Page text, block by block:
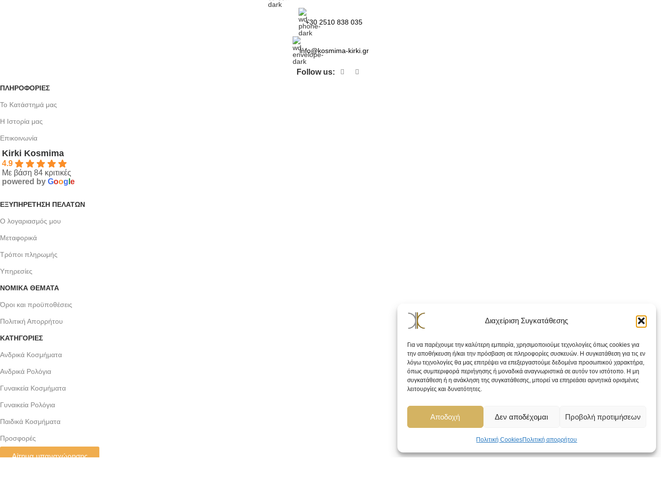
Διαχείριση Συγκατάθεσης
Για να παρέχουμε την καλύτερη εμπειρία, χρησιμοποιούμε τεχνολογίες όπως cookies για
την αποθήκευση ή/και την πρόσβαση σε πληροφορίες συσκευών. Η συγκατάθεση για τις εν
λόγω τεχνολογίες θα μας επιτρέψει να επεξεργαστούμε δεδομένα προσωπικού χαρακτήρα,
όπως συμπεριφορά περιήγησης ή μοναδικά αναγνωριστικά σε αυτόν τον ιστότοπο. Η μη
συγκατάθεση ή η ανάκληση της συγκατάθεσης, μπορεί να επηρεάσει αρνητικά ορισμένες
λειτουργίες και δυνατότητες.
Αποδοχή Δεν αποδέχομαι Προβολή προτιμήσεων
Πολιτική CookiesΠολιτική απορρήτου
+30 2510 838 035
info@kosmima-kirki.gr
Follow us:
ΠΛΗΡΟΦΟΡΙΕΣ
Το Κατάστημά μας
Η Ιστορία μας
Επικοινωνία
Kirki Kosmima
4.9
Με βάση 84 κριτικές
powered by Goog e
ΕΞΥΠΗΡΈΤΗΣΗ ΠΕΛΑΤΏΝ
Ο λογαριασμός μου
Μεταφορικά
Τρόποι πληρωμής
Υπηρεσίες
ΝΟΜΙΚΆ ΘΈΜΑΤΑ
Όροι και προϋποθέσεις
Πολιτική Απορρήτου
ΚΑΤΗΓΟΡΙΕΣ
Ανδρικά Κοσμήματα
Ανδρικά Ρολόγια
Γυναικεία Κοσμήματα
Γυναικεία Ρολόγια
Παιδικά Κοσμήματα
Προσφορές
Αίτημα υπαναχώρησης